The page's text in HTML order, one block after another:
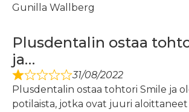
Gunilla Wallberg
Plusdentalin ostaa
ja…
31/08/2022
Plusdentalin ostaa tohtori Smile ja
potilaista, jotka ovat juuri aloittaneet